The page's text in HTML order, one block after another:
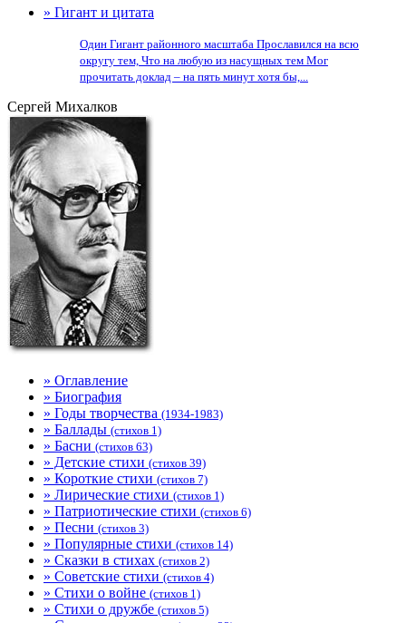
» Гигант и цитата
Один Гигант районного масштаба Прославился на всю
округу тем, Что на любую из насущных тем Мог
прочитать доклад – на пять минут хотя бы,...
Сергей Михалков
» Оглавление
» Биография
» Годы творчества (1934-1983)
» Баллады (стихов 1)
» Басни (стихов 63)
» Детские стихи (стихов 39)
» Короткие стихи (стихов 7)
» Лирические стихи (стихов 1)
» Патриотические стихи (стихов 6)
» Песни (стихов 3)
» Популярные стихи (стихов 14)
» Сказки в стихах (стихов 2)
» Советские стихи (стихов 4)
» Стихи о войне (стихов 1)
» Стихи о дружбе (стихов 5)